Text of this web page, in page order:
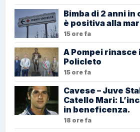
Bimba di 2 anni
è positiva alla
15 ore fa
A Pompei rinasce
Policleto
15 ore fa
Cavese – Juve
Catello Mari:
in beneficenza.
18 ore fa